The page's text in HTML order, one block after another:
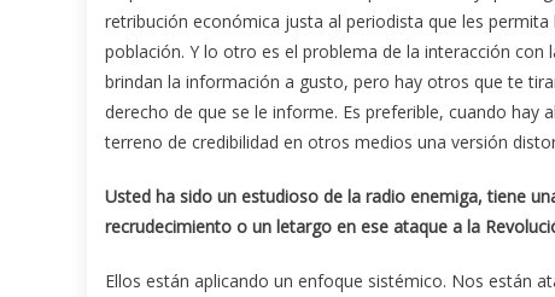
retribución económica justa al periodista que les
población. Y lo otro es el problema de la interacción
brindan la información a gusto, pero hay otros que te
derecho de que se le informe. Es preferible, cuando
terreno de credibilidad en otros medios una versión
Usted ha sido un estudioso de la radio enemiga, tiene
recrudecimiento o un letargo en ese ataque a la Revoluci
Ellos están aplicando un enfoque sistémico. Nos están